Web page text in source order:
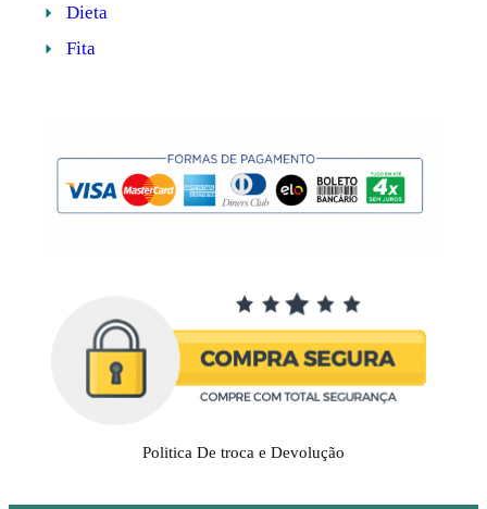
Dieta
Fita
Politica De troca e Devolução